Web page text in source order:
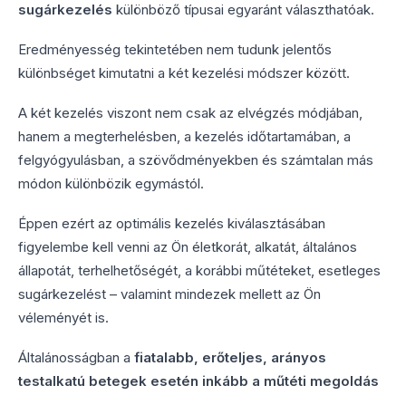
sugárkezelés különböző típusai egyaránt választhatóak.
Eredményesség tekintetében nem tudunk jelentős
különbséget kimutatni a két kezelési módszer között.
A két kezelés viszont nem csak az elvégzés módjában,
hanem a megterhelésben, a kezelés időtartamában, a
felgyógyulásban, a szövődményekben és számtalan más
módon különbözik egymástól.
Éppen ezért az optimális kezelés kiválasztásában
figyelembe kell venni az Ön életkorát, alkatát, általános
állapotát, terhelhetőségét, a korábbi műtéteket, esetleges
sugárkezelést – valamint mindezek mellett az Ön
véleményét is.
Általánosságban a fiatalabb, erőteljes, arányos
testalkatú betegek esetén inkább a műtéti megoldás